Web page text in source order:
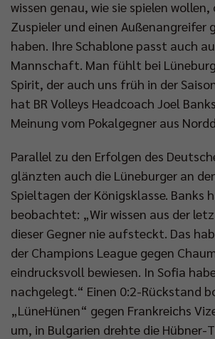
wissen genau, wie sie spielen wollen,
Zuspieler und einen Außenangreifer
haben. Ihre Schablone passt auch
Mannschaft. Man fühlt bei
Spirit, der auch uns früh in der
hat BR Volleys Headcoach Joel
Meinung vom Pokalgegner aus
Parallel zu den Erfolgen des
glänzten auch die Lüneburger an
Spieltagen der Königsklasse. Banks
beobachtet: „Wir wissen aus der
dieser Gegner nie aufsteckt. Das
der Champions League gegen
eindrucksvoll bewiesen. In Sofia
nachgelegt.“ Einen 0:2-Rückstand
„LüneHünen“ gegen Frankreichs
um, in Bulgarien drehte die Hübner-